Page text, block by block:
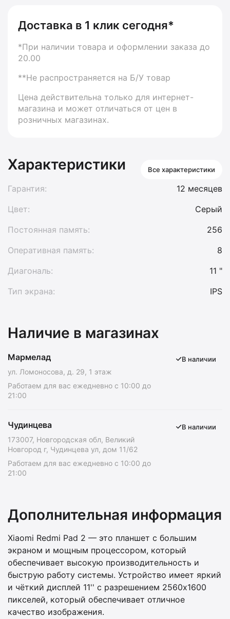
Доставка в 1 клик сегодня*
*При наличии товара и оформлении заказа до
20.00
**Не распространяется на Б/У товар
Цена действительна только для интернет-
магазина и может отличаться от цен в
розничных магазинах.
Характеристики Все характеристики
Гарантия:
12 месяцев
Цвет:
Серый
Постоянная память:
256
Оперативная память:
8
Диагональ:
11 "
Тип экрана:
IPS
Наличие в магазинах
Мармелад
ул. Ломоносова, д. 29, 1 этаж
Работаем для вас ежедневно с 10:00 до
21:00
В наличии
Чудинцева
173007, Новгородская обл, Великий
Новгород г, Чудинцева ул, дом 11/62
Работаем для вас ежедневно с 10:00 до
21:00
В наличии
Дополнительная информация
Xiaomi Redmi Pad 2 — это планшет с большим
экраном и мощным процессором, который
обеспечивает высокую производительность и
быструю работу системы. Устройство имеет яркий
и чёткий дисплей 11'' с разрешением 2560x1600
пикселей, который обеспечивает отличное
качество изображения.